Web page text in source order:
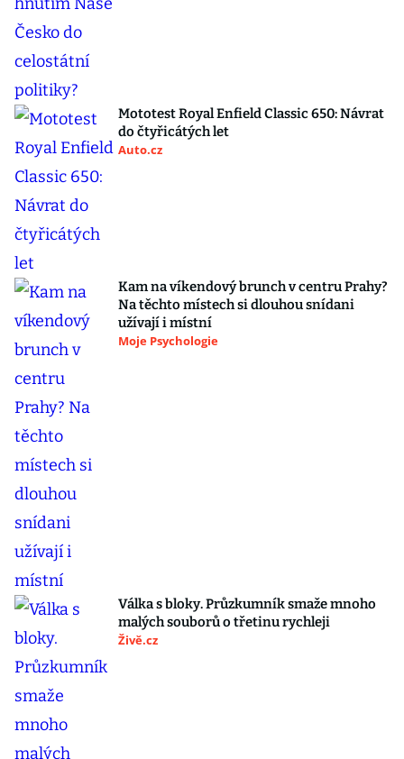
Mototest Royal Enfield Classic 650: Návrat
do čtyřicátých let
Auto.cz
Kam na víkendový brunch v centru Prahy?
Na těchto místech si dlouhou snídani
užívají i místní
Moje Psychologie
Válka s bloky. Průzkumník smaže mnoho
malých souborů o třetinu rychleji
Živě.cz